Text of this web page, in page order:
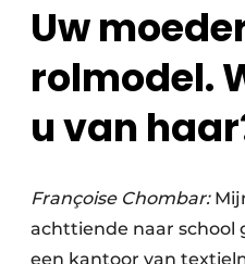
Uw
rolmodel.
u van
Françoise Chombar:
achttiende naar school
een kantoor van